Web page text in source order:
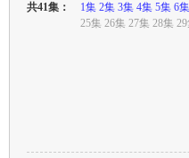
共41集：
1集 2集 3集 4集 5集 6集
25集 26集 27集 28集